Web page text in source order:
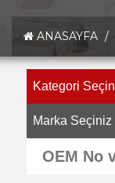
ANASAYFA /
Kategori
Marka Seçiniz